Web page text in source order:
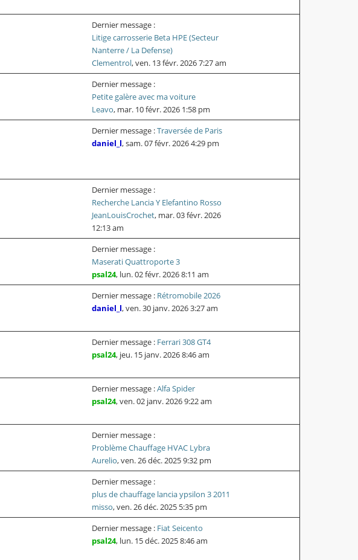
Dernier message :
Litige carrosserie Beta HPE (Secteur
Nanterre / La Defense)
Clementrol,ven. 13 févr. 2026 7:27 am
Dernier message :
Petite galère avec ma voiture
Leavo, mar. 10 févr. 2026 1:58 pm
Dernier message :Traversée de Paris
daniel_l,sam. 07 févr. 2026 4:29 pm
Dernier message :
Recherche Lancia Y Elefantino Rosso
JeanLouisCrochet, mar. 03 févr. 2026
12:13 am
Dernier message :
Maserati Quattroporte 3
psal24, lun. 02 févr. 2026 8:11 am
Dernier message : Rétromobile 2026
daniel_l,ven. 30 janv. 2026 3:27 am
Dernier message : Ferrari 308 GT4
psal24, jeu. 15 janv. 2026 8:46 am
Dernier message :Alfa Spider
psal24,ven. 02 janv. 2026 9:22 am
Dernier message :
Problème Chauffage HVAC Lybra
Aurelio,ven. 26 déc. 2025 9:32 pm
Dernier message :
plus de chauffage lancia ypsilon 3 2011
misso,ven. 26 déc. 2025 5:35 pm
Dernier message : Fiat Seicento
psal24, lun. 15 déc. 2025 8:46 am